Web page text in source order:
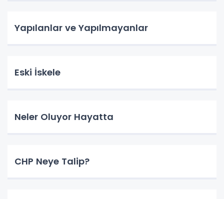
Yapılanlar ve Yapılmayanlar
Eski İskele
Neler Oluyor Hayatta
CHP Neye Talip?